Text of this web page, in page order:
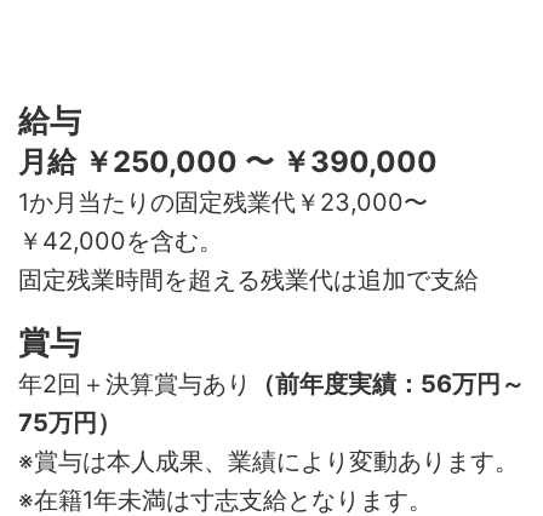
給与
月給 ￥250,000 〜 ￥390,000
1か月当たりの固定残業代￥23,000〜
￥42,000を含む。
固定残業時間を超える残業代は追加で支給
賞与
年2回＋決算賞与あり
（前年度実績：56万円～
75万円）
※賞与は本人成果、業績により変動あります。
※在籍1年未満は寸志支給となります。